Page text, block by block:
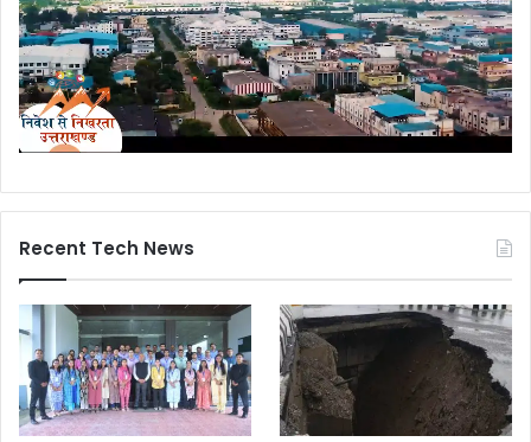
Recent Tech News